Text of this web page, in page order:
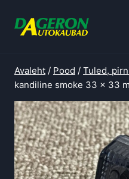
Avaleht / Pood / Tuled,
kandiline smoke 33 x 33